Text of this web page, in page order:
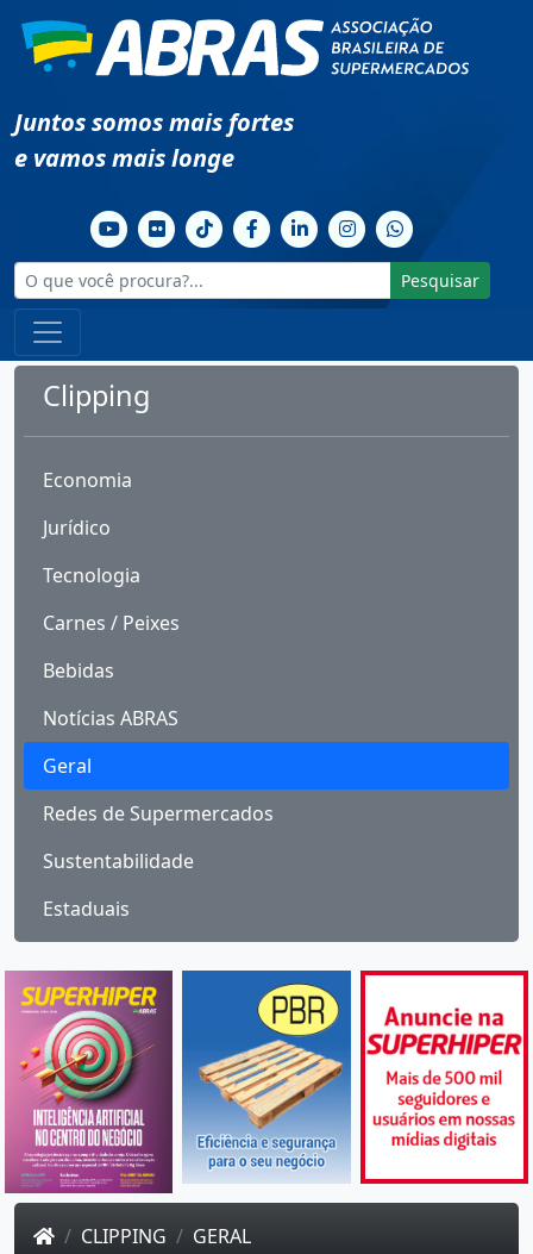
Juntos somos mais fortes
e vamos mais longe
Pesquisar
Clipping
Economia
Jurídico
Tecnologia
Carnes / Peixes
Bebidas
Notícias ABRAS
Geral
Redes de Supermercados
Sustentabilidade
Estaduais
CLIPPING GERAL